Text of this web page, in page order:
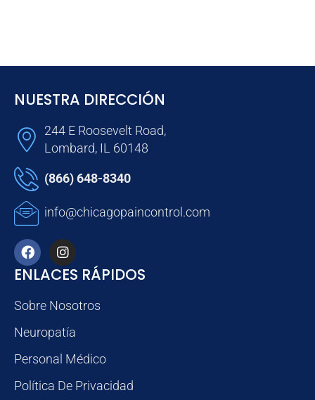
NUESTRA DIRECCIÓN
244 E Roosevelt Road,
Lombard, IL 60148
(866) 648-8340
info@chicagopaincontrol.com
ENLACES RÁPIDOS
Sobre Nosotros
Neuropatía
Personal Médico
Política De Privacidad